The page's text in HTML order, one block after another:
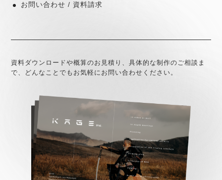
お問い合わせ / 資料請求
資料ダウンロードや概算のお見積り、具体的な制作のご相談ま
で、どんなことでもお気軽にお問い合わせください。